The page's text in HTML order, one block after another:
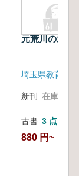
元荒川の水運
埼玉県教育委
新刊 在庫なし
古書 3 点
880 円~